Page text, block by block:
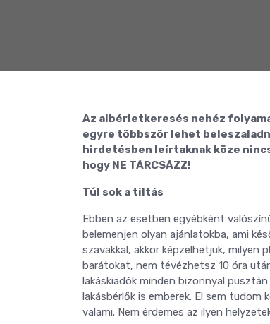
Az albérletkeresés nehéz
egyre többször lehet
hirdetésben leírtaknak köze
hogy NE TÁRCSÁZZ!
Túl sok a tiltás
Ebben az esetben egyébként
belemenjen olyan ajánlatokba, ami
szavakkal, akkor képzelhetjük, milyen
barátokat, nem tévézhetsz 10 óra
lakáskiadók minden bizonnyal
lakásbérlők is emberek. El sem tudom
valami. Nem érdemes az ilyen